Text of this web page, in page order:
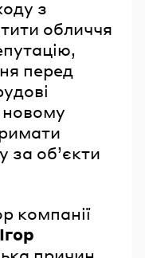
з
обличчя
перед
новому
за об’єкти
компанії
Ігор